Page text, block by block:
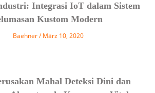
Integrasi IoT dalam Sistem
Kustom Modern
Baehner März 10, 2020
Mahal Deteksi Dini dan